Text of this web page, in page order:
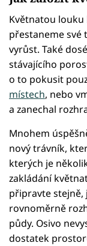
Květnatou
přestaneme své
vyrůst. Také
stávajícího
o to pokusit
místech, nebo
a zanechal
Mnohem
nový trávník,
kterých je
zakládání
připravte stejně,
rovnoměrně
půdy. Osivo
dostatek